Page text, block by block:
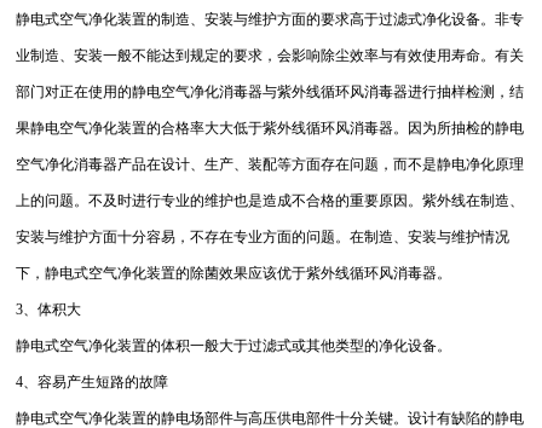
静电式空气净化装置的制造、安装与维护方面的要求高于过滤式净化设备。非专
业制造、安装一般不能达到规定的要求，会影响除尘效率与有效使用寿命。有关
部门对正在使用的静电空气净化消毒器与紫外线循环风消毒器进行抽样检测，结
果静电空气净化装置的合格率大大低于紫外线循环风消毒器。因为所抽检的静电
空气净化消毒器产品在设计、生产、装配等方面存在问题，而不是静电净化原理
上的问题。不及时进行专业的维护也是造成不合格的重要原因。紫外线在制造、
安装与维护方面十分容易，不存在专业方面的问题。在制造、安装与维护情况
下，静电式空气净化装置的除菌效果应该优于紫外线循环风消毒器。
3、体积大
静电式空气净化装置的体积一般大于过滤式或其他类型的净化设备。
4、容易产生短路的故障
静电式空气净化装置的静电场部件与高压供电部件十分关键。设计有缺陷的静电